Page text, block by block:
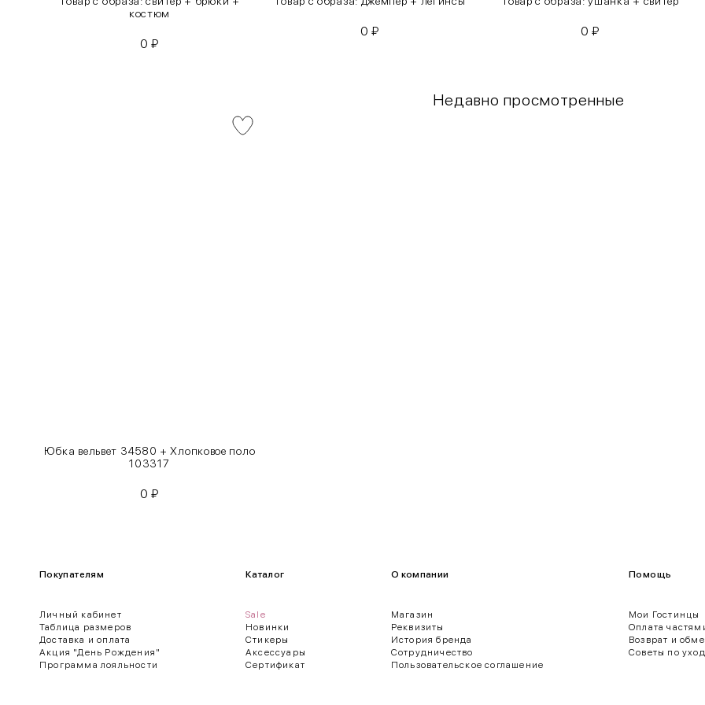
костюм
0₽
0₽ 0₽
Недавно просмотренные
Юбка вельвет 34580 + Хлопковое поло
103317
0₽
Как правильно себя обмерить
Обхват бедер (F)
Измеряется горизонтально полу по наиболее выступающим точкам ягодиц.
Покупателям
Личный кабинет
Таблица размеров
Доставка и оплата
Акция "День Рождения"
Программа лояльности
Каталог
Sale
Новинки
Стикеры
Аксессуары
Сертификат
О компании
Магазин
Реквизиты
История бренда
Сотрудничество
Пользовательское соглашение
Помощь
Мои Гостинцы
Оплата
Возврат и
Советы по